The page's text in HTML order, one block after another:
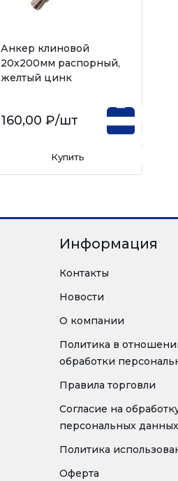
Анкер клиновой
20х200мм распорный,
желтый цинк
160,00 ₽/шт
Купить
Информация
Контакты
Новости
О компании
Политика в
обработки
Правила торговли
Согласие на
персональных данных
Политика
Оферта